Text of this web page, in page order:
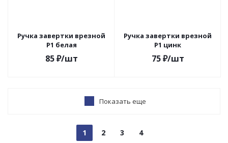
Ручка завертки врезной
Р1 белая
85₽/шт
Ручка завертки врезной
Р1 цинк
75₽/шт
Показать еще
1 2 3 4